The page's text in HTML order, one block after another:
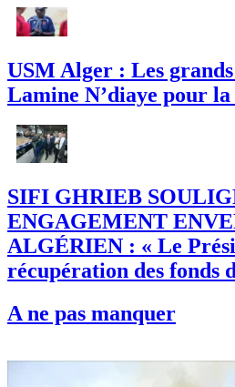
USM Alger : Les
Lamine N’diaye pour la
SIFI GHRIEB
ENGAGEMENT
ALGÉRIEN : « Le
récupération des fonds
A ne pas manquer